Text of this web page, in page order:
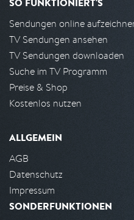
Sendungen online
TV Sendungen ansehen
TV Sendungen downloaden
Suche im TV Programm
Preise & Shop
Kostenlos nutzen
ALLGEMEIN
AGB
Datenschutz
Impressum
SONDERFUNKTIONEN